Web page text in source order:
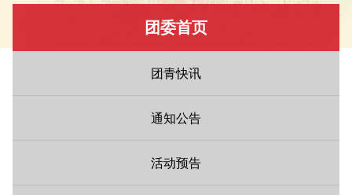
团委首页
团青快讯
通知公告
活动预告